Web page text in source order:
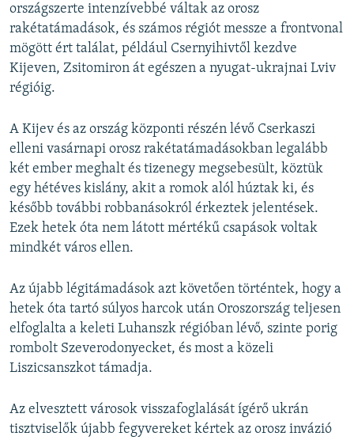
országszerte intenzívebbé váltak az orosz
rakétatámadások, és számos régiót messze a frontvonal
mögött ért találat, például Csernyihivtől kezdve
Kijeven, Zsitomiron át egészen a nyugat-ukrajnai Lviv
régióig.
A Kijev és az ország központi részén lévő Cserkaszi
elleni vasárnapi orosz rakétatámadásokban legalább
két ember meghalt és tizenegy megsebesült, köztük
egy hétéves kislány, akit a romok alól húztak ki, és
később további robbanásokról érkeztek jelentések.
Ezek hetek óta nem látott mértékű csapások voltak
mindkét város ellen.
Az újabb légitámadások azt követően történtek, hogy a
hetek óta tartó súlyos harcok után Oroszország teljesen
elfoglalta a keleti Luhanszk régióban lévő, szinte porig
rombolt Szeverodonyecket, és most a közeli
Liszicsanszkot támadja.
Az elvesztett városok visszafoglalását ígérő ukrán
tisztviselők újabb fegyvereket kértek az orosz invázió